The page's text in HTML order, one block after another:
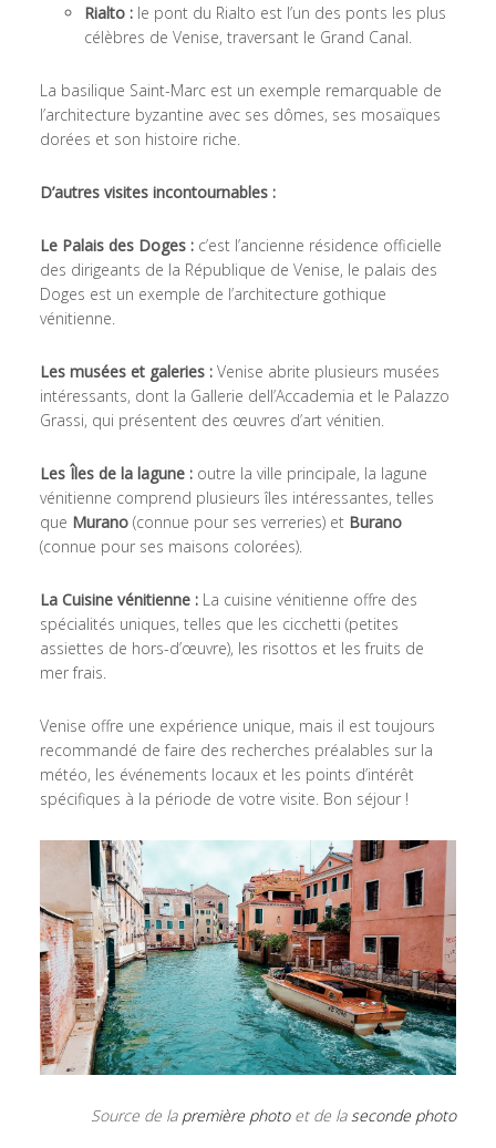
Rialto :le pont du Rialto est l’un des ponts les plus
célèbres de Venise, traversant le Grand Canal.
La basilique Saint-Marc est un exemple remarquable de
l’architecture byzantine avec ses dômes, ses mosaïques
dorées et son histoire riche.
D’autres visites incontournables :
Le Palais des Doges :c’est l’ancienne résidence officielle
des dirigeants de la République de Venise, le palais des
Doges est un exemple de l’architecture gothique
vénitienne.
Les musées et galeries :Venise abrite plusieurs musées
intéressants, dont la Gallerie dell’Accademia et le Palazzo
Grassi, qui présentent des œuvres d’art vénitien.
Les Îles de la lagune :outre la ville principale, la lagune
vénitienne comprend plusieurs îles intéressantes, telles
que Murano(connue pour ses verreries) et Burano
(connue pour ses maisons colorées).
La Cuisine vénitienne :La cuisine vénitienne offre des
spécialités uniques, telles que les cicchetti (petites
assiettes de hors-d’œuvre), les risottos et les fruits de
mer frais.
Venise offre une expérience unique, mais il est toujours
recommandé de faire des recherches préalables sur la
météo, les événements locaux et les points d’intérêt
spécifiques à la période de votre visite. Bon séjour !
Source de la première photoet de la seconde photo